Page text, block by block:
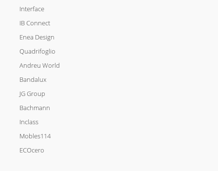
Interface
IB Connect
Enea Design
Quadrifoglio
Andreu World
Bandalux
JG Group
Bachmann
Inclass
Mobles114
ECOcero